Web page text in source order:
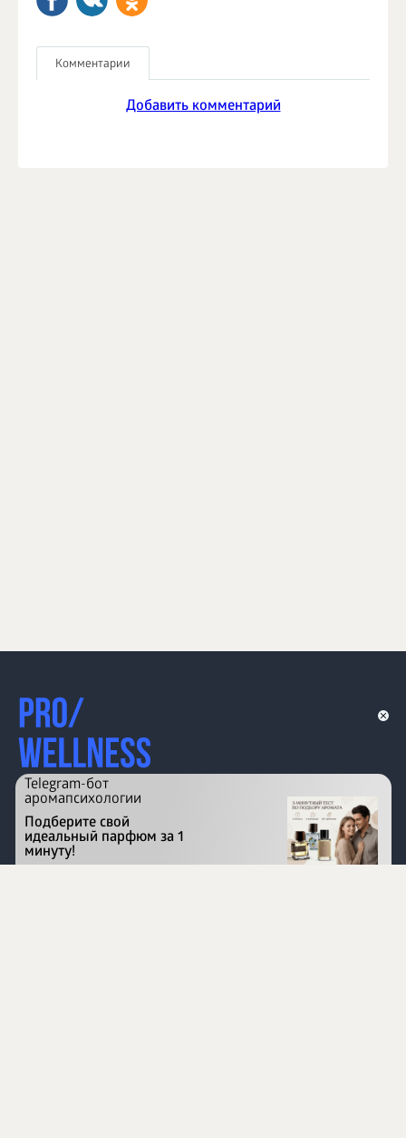
Комментарии
Добавить комментарий
Перейти на сайт
Telegram-бот
аромапсихологии
Подберите свой
идеальный парфюм за 1
минуту!